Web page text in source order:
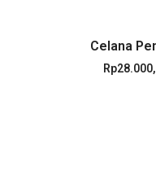
Celana
Rp